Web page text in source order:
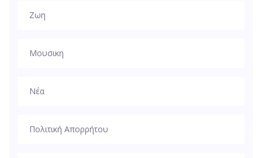
Ζωη
Μουσικη
Νέα
Πολιτική Απορρήτου